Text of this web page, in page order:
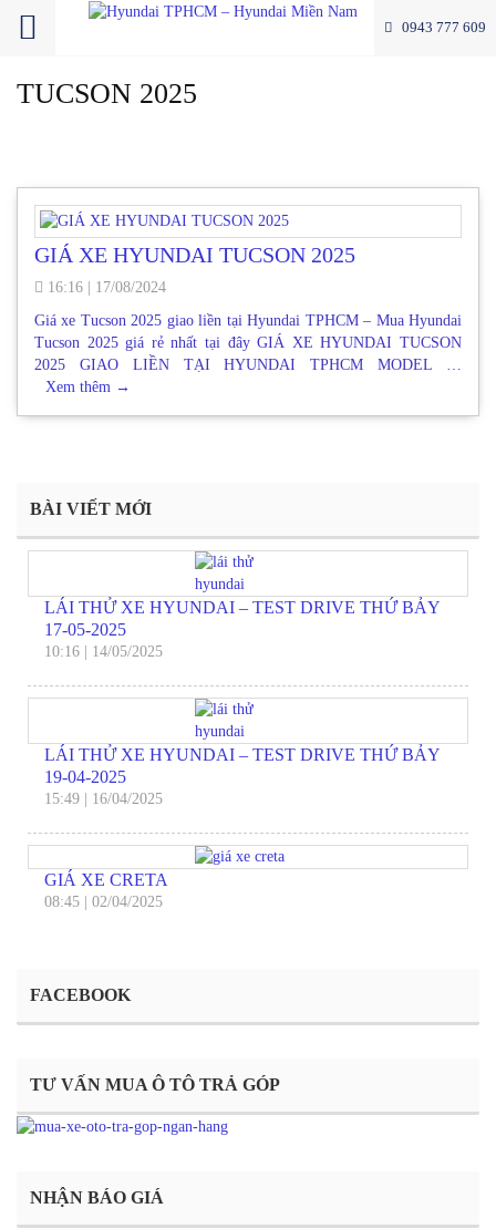
0943 777 609
TUCSON 2025
GIÁ XE HYUNDAI TUCSON 2025
16:16
17/08/2024
Giá xe Tucson 2025 giao liền tại Hyundai TPHCM – Mua Hyundai
Tucson 2025 giá rẻ nhất tại đây GIÁ XE HYUNDAI TUCSON
2025 GIAO LIỀN TẠI HYUNDAI TPHCM MODEL …
Xem thêm →
BÀI VIẾT MỚI
LÁI THỬ XE HYUNDAI – TEST DRIVE THỨ BẢY
17-05-2025
10:16 14/05/2025
LÁI THỬ XE HYUNDAI – TEST DRIVE THỨ BẢY
19-04-2025
15:49 16/04/2025
GIÁ XE CRETA
08:45 02/04/2025
FACEBOOK
TƯ VẤN MUA Ô TÔ TRẢ GÓP
NHẬN BÁO GIÁ